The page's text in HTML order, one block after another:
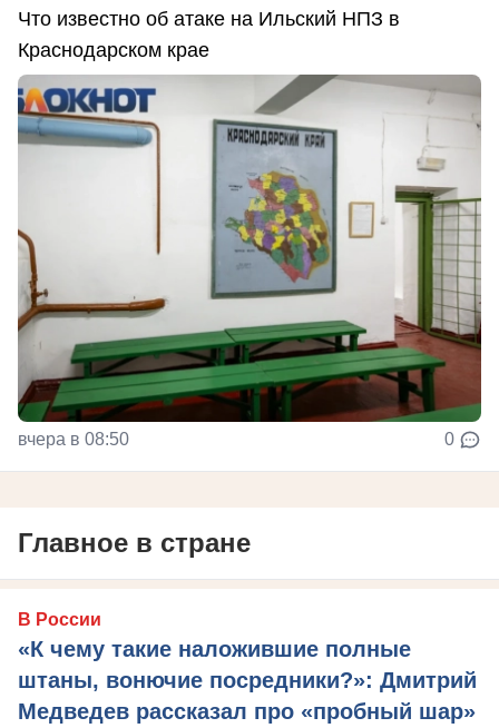
Что известно об атаке на Ильский НПЗ в
Краснодарском крае
вчера в 08:50 0
Главное в стране
В России
«К чему такие наложившие полные
штаны, вонючие посредники?»: Дмитрий
Медведев рассказал про «пробный шар»